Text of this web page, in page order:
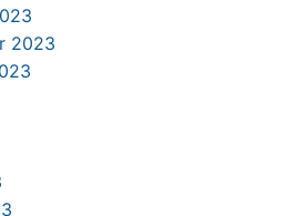
2023